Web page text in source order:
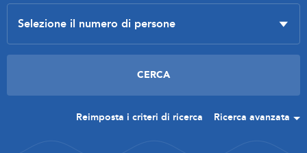
Reimposta i criteri di ricerca Ricerca avanzata